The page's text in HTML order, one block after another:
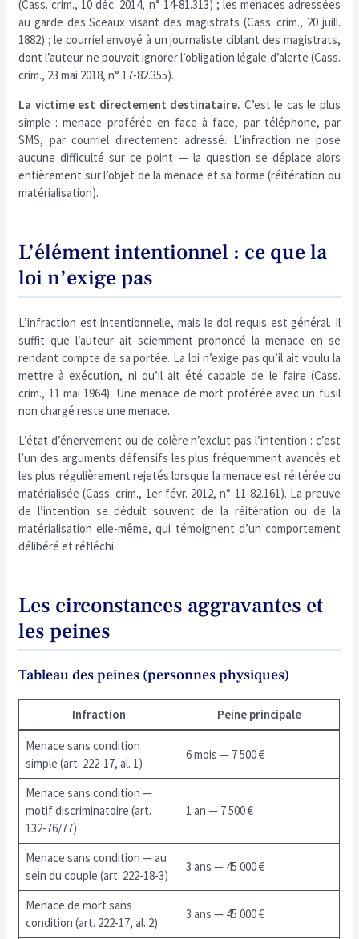
(Cass. crim., 10 déc. 2014, n° 14-81.313) ; les menaces adressées
au garde des Sceaux visant des magistrats (Cass. crim., 20 juill.
1882) ; le courriel envoyé à un journaliste ciblant des magistrats,
dont l’auteur ne pouvait ignorer l’obligation légale d’alerte (Cass.
crim., 23 mai 2018, n° 17-82.355).
La victime est directement destinataire. C’est le cas le plus
simple : menace proférée en face à face, par téléphone, par
SMS, par courriel directement adressé. L’infraction ne pose
aucune difficulté sur ce point — la question se déplace alors
entièrement sur l’objet de la menace et sa forme (réitération ou
matérialisation).
L’élément intentionnel : ce que la
loi n’exige pas
L’infraction est intentionnelle, mais le dol requis est général. Il
suffit que l’auteur ait sciemment prononcé la menace en se
rendant compte de sa portée. La loi n’exige pas qu’il ait voulu la
mettre à exécution, ni qu’il ait été capable de le faire (Cass.
crim., 11 mai 1964). Une menace de mort proférée avec un fusil
non chargé reste une menace.
L’état d’énervement ou de colère n’exclut pas l’intention : c’est
l’un des arguments défensifs les plus fréquemment avancés et
les plus régulièrement rejetés lorsque la menace est réitérée ou
matérialisée (Cass. crim., 1er févr. 2012, n° 11-82.161). La preuve
de l’intention se déduit souvent de la réitération ou de la
matérialisation elle-même, qui témoignent d’un comportement
délibéré et réfléchi.
Les circonstances aggravantes et
les peines
Tableau des peines (personnes physiques)
Infraction Peine principale
Menace sans condition
simple (art. 222-17, al. 1)
6 mois — 7 500 €
Menace sans condition —
motif discriminatoire (art.
132-76/77)
1 an — 7 500 €
Menace sans condition — au
sein du couple (art. 222-18-3)
3 ans — 45 000 €
Menace de mort sans
condition (art. 222-17, al. 2)
3 ans — 45 000 €